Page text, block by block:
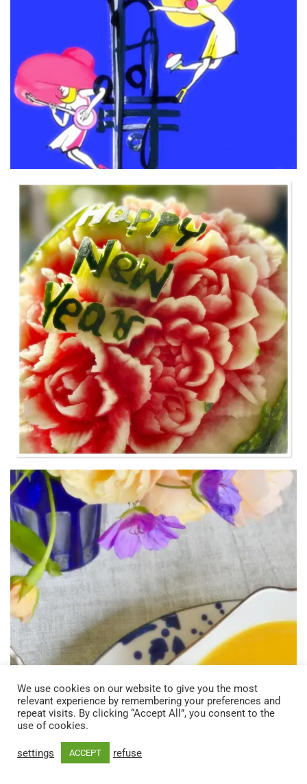
We use cookies on our website to give you the most
relevant experience by remembering your preferences and
repeat visits. By clicking “Accept All”, you consent to the
use of cookies.
settings ACCEPT refuse